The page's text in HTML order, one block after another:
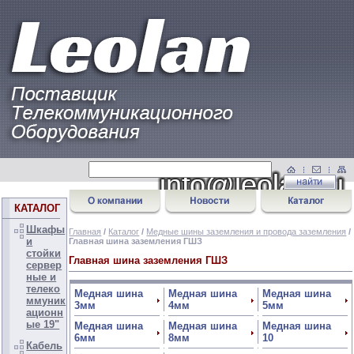
КАТАЛОГ
Шкафы
и
стойки
сервер
ные и
телеко
ммуник
ационн
ые 19"
Кабель
Главная / Каталог / Медные шины заземления и провода заземления /
Главная шина заземления ГШЗ
Главная шина заземления ГШЗ
Медная шина
3мм
Медная шина
4мм
Медная шина
5мм
Медная шина
6мм
Медная шина
8мм
Медная шина
10